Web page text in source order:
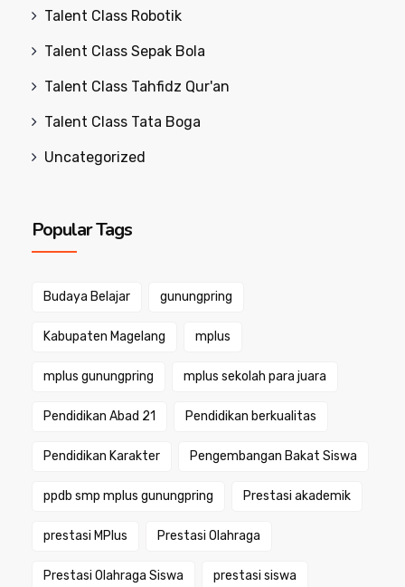
Talent Class Robotik
Talent Class Sepak Bola
Talent Class Tahfidz Qur'an
Talent Class Tata Boga
Uncategorized
Popular Tags
Budaya Belajar gunungpring
Kabupaten Magelang mplus
mplus gunungpring mplus sekolah para juara
Pendidikan Abad 21 Pendidikan berkualitas
Pendidikan Karakter Pengembangan Bakat Siswa
ppdb smp mplus gunungpring Prestasi akademik
prestasi MPlus Prestasi Olahraga
Prestasi Olahraga Siswa prestasi siswa